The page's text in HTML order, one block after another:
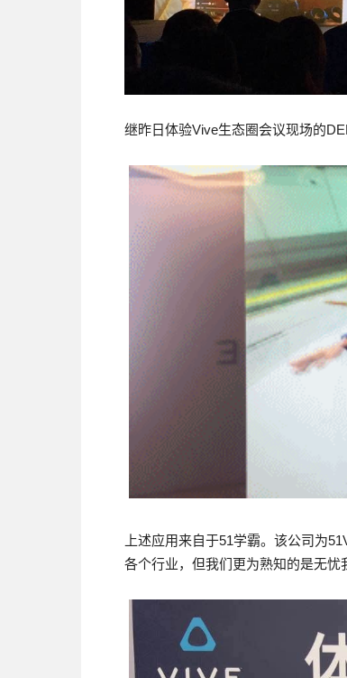
继昨日体验Vive生态圈会议现场的
上述应用来自于51学霸。该公司为
各个行业，但我们更为熟知的是无忧